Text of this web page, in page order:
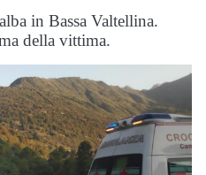
in Bassa Valtellina.
della vittima.